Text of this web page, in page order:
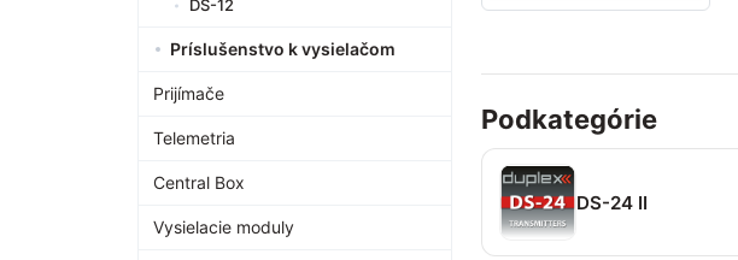
DS-12
Príslušenstvo k vysielačom
Prijímače
Telemetria
Central Box
Vysielacie moduly
Podkategórie
DS-24 II